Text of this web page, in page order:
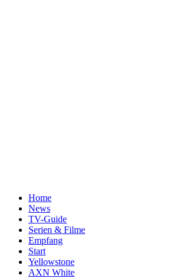
Home
News
TV-Guide
Serien & Filme
Empfang
Start
Yellowstone
AXN White